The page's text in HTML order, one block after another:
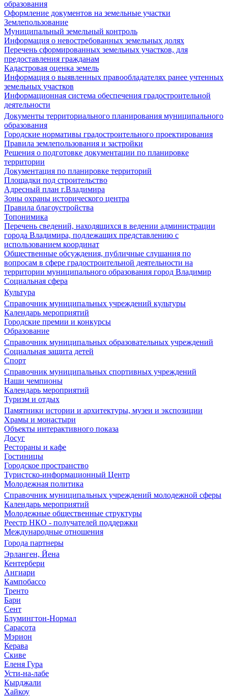
образования
Оформление документов на земельные участки
Землепользование
Муниципальный земельный контроль
Информация о невостребованных земельных долях
Перечень сформированных земельных участков, для
предоставления гражданам
Кадастровая оценка земель
Информация о выявленных правообладателях ранее учтенных
земельных участков
Информационная система обеспечения градостроительной
деятельности
Документы территориального планирования муниципального
образования
Городские нормативы градостроительного проектирования
Правила землепользования и застройки
Решения о подготовке документации по планировке
территории
Документация по планировке территорий
Площадки под строительство
Адресный план г.Владимира
Зоны охраны исторического центра
Правила благоустройства
Топонимика
Перечень сведений, находящихся в ведении администрации
города Владимира, подлежащих представлению с
использованием координат
Общественные обсуждения, публичные слушания по
вопросам в сфере градостроительной деятельности на
территории муниципального образования город Владимир
Социальная сфера
Культура
Справочник муниципальных учреждений культуры
Календарь мероприятий
Городские премии и конкурсы
Образование
Справочник муниципальных образовательных учреждений
Социальная защита детей
Спорт
Справочник муниципальных спортивных учреждений
Наши чемпионы
Календарь мероприятий
Туризм и отдых
Памятники истории и архитектуры, музеи и экспозиции
Храмы и монастыри
Объекты интерактивного показа
Досуг
Рестораны и кафе
Гостиницы
Городское пространство
Туристско-информационный Центр
Молодежная политика
Справочник муниципальных учреждений молодежной сферы
Календарь мероприятий
Молодежные общественные структуры
Реестр НКО - получателей поддержки
Международные отношения
Города партнеры
Эрланген, Йена
Кентербери
Ангиари
Кампобассо
Тренто
Бари
Сент
Блумингтон-Нормал
Сарасота
Мэрион
Керава
Скиве
Еленя Гура
Усти-на-лабе
Кырджали
Хайкоу